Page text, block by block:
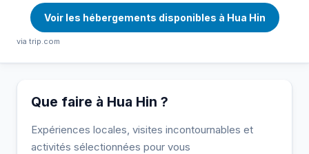
Voir les hébergements disponibles à Hua Hin
via trip.com
Que faire à Hua Hin ?
Expériences locales, visites incontournables et
activités sélectionnées pour vous